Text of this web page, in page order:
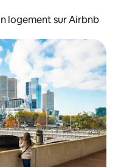
logement sur Airbnb